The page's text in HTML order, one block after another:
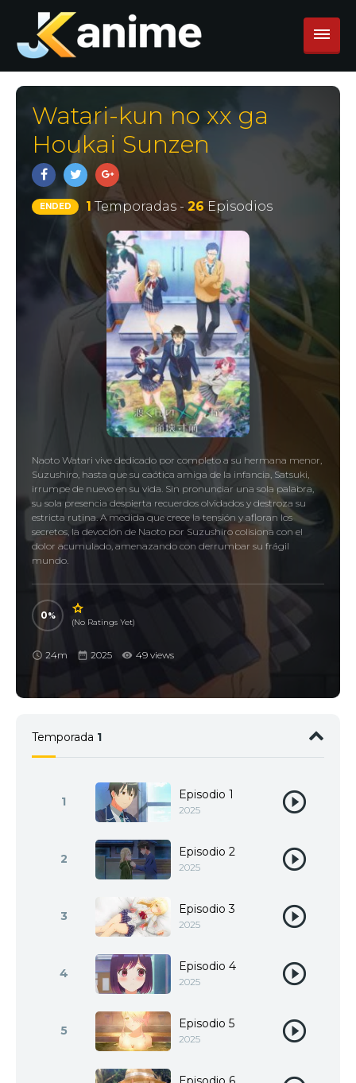
Watari-kun no xx ga
Houkai Sunzen
ENDED 1 Temporadas - 26 Episodios
Naoto Watari vive dedicado por completo a su hermana menor,
Suzushiro, hasta que su caótica amiga de la infancia, Satsuki,
irrumpe de nuevo en su vida. Sin pronunciar una sola palabra,
su sola presencia despierta recuerdos olvidados y destroza su
estricta rutina. A medida que crece la tensión y afloran los
secretos, la devoción de Naoto por Suzushiro colisiona con el
dolor acumulado, amenazando con derrumbar su frágil
mundo.
0
(No Ratings Yet)
24m 2025 49 views
Temporada 1
1 Episodio 1
2025
2 Episodio 2
2025
3 Episodio 3
2025
4 Episodio 4
2025
5 Episodio 5
2025